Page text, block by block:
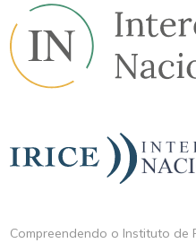
Compreendendo o Instituto de